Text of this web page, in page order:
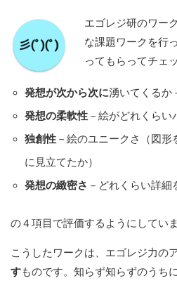
エゴレジ研のワー
な課題ワークを行
ってもらってチェ
発想が次から次に湧いてくるか
発想の柔軟性－絵がどれくらい
独創性－絵のユニークさ（図形
に見立てたか）
発想の緻密さ －どれくらい詳細
の４項目で評価するようにしていま
こうしたワークは、エゴレジ力の
すものです。知らず知らずのうち